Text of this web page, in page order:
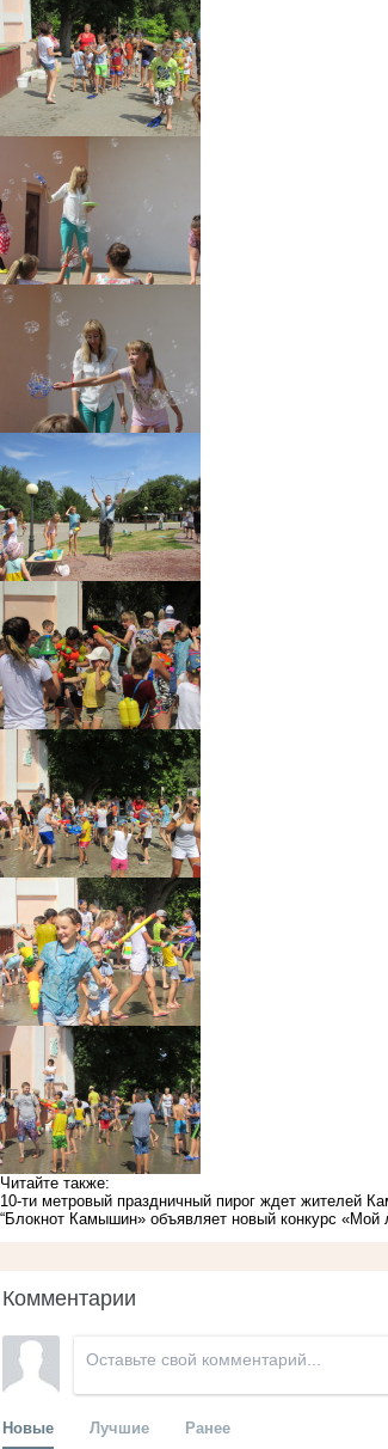
Читайте также:
10-ти метровый праздничный пирог ждет жителей
“Блокнот Камышин» объявляет новый конкурс
Комментарии
Новые Лучшие Ранее